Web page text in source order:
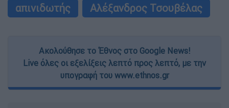
απινιδωτής Αλέξανδρος Τσουβέλας
Ακολούθησε το Έθνος στο Google News!
Live όλες οι εξελίξεις λεπτό προς λεπτό, με την
υπογραφή του www.ethnos.gr